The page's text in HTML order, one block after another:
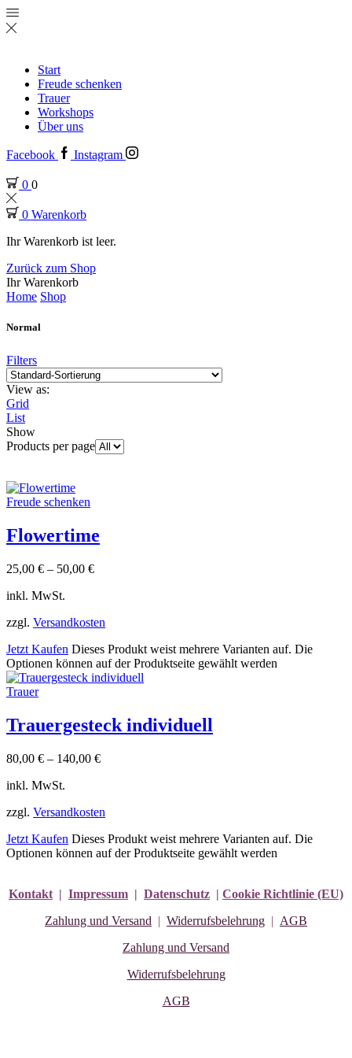
Start
Freude schenken
Trauer
Workshops
Über uns
Facebook Instagram
0 0
0 Warenkorb
Ihr Warenkorb ist leer.
Zurück zum Shop
Ihr Warenkorb
Home Shop
Normal
Filters
View as:
Grid
List
Show
Products per page
Freude schenken
Flowertime
25,00 € – 50,00 €
inkl. MwSt.
zzgl. Versandkosten
Jetzt Kaufen Dieses Produkt weist mehrere Varianten auf. Die
Optionen können auf der Produktseite gewählt werden
Trauer
Trauergesteck individuell
80,00 € – 140,00 €
inkl. MwSt.
zzgl. Versandkosten
Jetzt Kaufen Dieses Produkt weist mehrere Varianten auf. Die
Optionen können auf der Produktseite gewählt werden
Kontakt | Impressum | Datenschutz | Cookie Richtlinie (EU)
Zahlung und Versand | Widerrufsbelehrung | AGB
Zahlung und Versand
Widerrufsbelehrung
AGB